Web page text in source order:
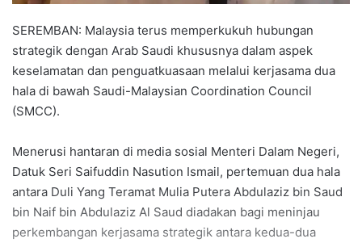
SEREMBAN: Malaysia terus memperkukuh hubungan
strategik dengan Arab Saudi khususnya dalam aspek
keselamatan dan penguatkuasaan melalui kerjasama dua
hala di bawah Saudi-Malaysian Coordination Council
(SMCC).
Menerusi hantaran di media sosial Menteri Dalam Negeri,
Datuk Seri Saifuddin Nasution Ismail, pertemuan dua hala
antara Duli Yang Teramat Mulia Putera Abdulaziz bin Saud
bin Naif bin Abdulaziz Al Saud diadakan bagi meninjau
perkembangan kerjasama strategik antara kedua-dua